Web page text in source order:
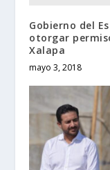
Gobierno del
otorgar
Xalapa
mayo 3, 2018